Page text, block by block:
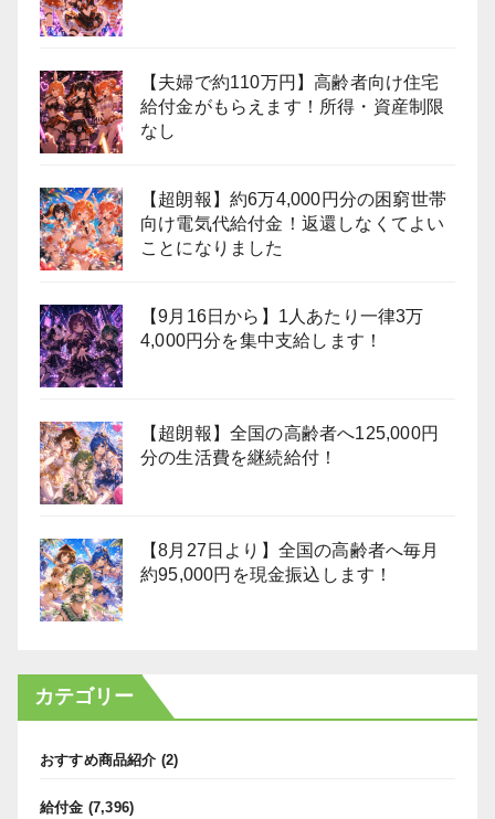
【夫婦で約110万円】高齢者向け住宅
給付金がもらえます！所得・資産制限
なし
【超朗報】約6万4,000円分の困窮世帯
向け電気代給付金！返還しなくてよい
ことになりました
【9月16日から】1人あたり一律3万
4,000円分を集中支給します！
【超朗報】全国の高齢者へ125,000円
分の生活費を継続給付！
【8月27日より】全国の高齢者へ毎月
約95,000円を現金振込します！
カテゴリー
おすすめ商品紹介 (2)
給付金 (7,396)